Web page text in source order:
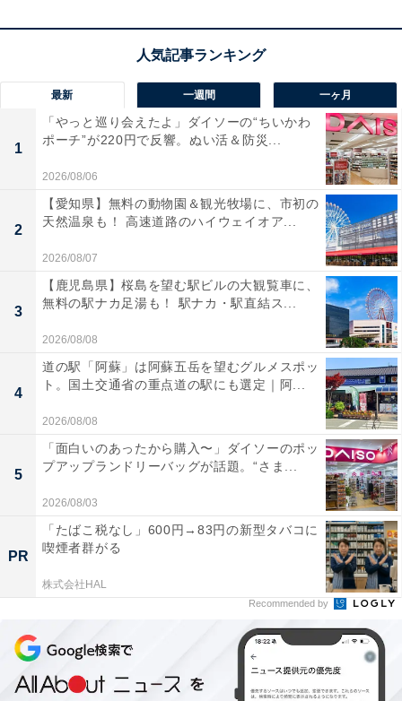
ンドを取り付けることでスポーツ時にも抜群の安定感を
や、IP54の防塵・防水設計にも対応し、ワークアウトか
らビジネスまでこれ1台でスマートにこなせます！
JBLのワイヤレスイヤホン「SOUNDGEAR SENSE」
の口コミは？
JBLのワイヤレスイヤホン「SOUNDGEAR SENSE」に
は以下のような口コミが寄せられています。
耳を塞がないので圧迫感が全くなく周囲の音も聞こ
えるので屋外でのランニングも安心です
ながら聴きイヤホンとは思えないほど音質がクリア
で低音もしっかり響くので驚きました
マルチポイントがとても便利でスマホとPCの切り
替えがスムーズにできて重宝しています
周囲の状況を把握しながら音楽や通話を快適に楽しみた
い人や、装着感と音質を両立させたい人には、おすすめ
の商品といえそうです。
最新 一週間 一ヶ月
1
「やっと巡り会えたよ」ダイソーの“ちいかわ
ポーチ”が220円で反響。ぬい活＆防災...
2026/08/06
2
【愛知県】無料の動物園＆観光牧場に、市初の
天然温泉も！ 高速道路のハイウェイオア...
2026/08/07
3
【鹿児島県】桜島を望む駅ビルの大観覧車に、
無料の駅ナカ足湯も！ 駅ナカ・駅直結ス...
2026/08/08
4
道の駅「阿蘇」は阿蘇五岳を望むグルメスポッ
ト。国土交通省の重点道の駅にも選定｜阿...
2026/08/08
5
「面白いのあったから購入〜」ダイソーのポッ
プアップランドリーバッグが話題。“さま...
2026/08/03
PR
「たばこ税なし」600円→83円の新型タバコに
喫煙者群がる
株式会社HAL
Recommended by